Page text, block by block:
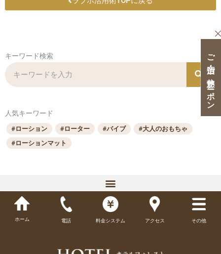
キーワード検索
検
索
人気キーワード
#ローション #ローター #バイブ
#大人のおもちゃ
#ローションマット
ホーム 電話 料金システム アクセス その他
ご宿泊・ご休憩クーポン